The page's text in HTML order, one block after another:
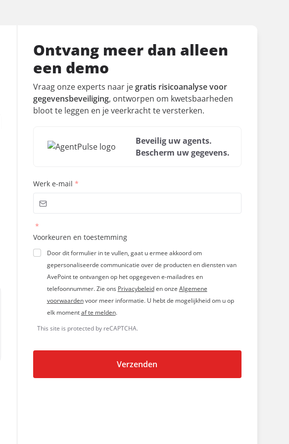
Ontvang meer dan alleen
een demo
Vraag onze experts naar jegratis risicoanalyse voor
gegevensbeveiliging, ontworpen om kwetsbaarheden
bloot te leggen en je veerkracht te versterken.
Beveilig uw agents.
Bescherm uw gegevens.
*
Werk e-mail
*
Voorkeuren en toestemming
Door dit formulier in te vullen, gaat u ermee akkoord om
gepersonaliseerde communicatie over de producten en diensten van
AvePoint te ontvangen op het opgegeven e-mailadres en
telefoonnummer. Zie ons Privacybeleiden onze Algemene
voorwaardenvoor meer informatie. U hebt de mogelijkheid om u op
elk momentaf te melden.
This site is protected by reCAPTCHA.
Verzenden